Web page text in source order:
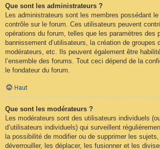
Que sont les administrateurs ?
Les administrateurs sont les membres possédant
contrôle sur le forum. Ces utilisateurs peuvent
opérations du forum, telles que les paramètres des
bannissement d’utilisateurs, la création de groupes
modérateurs, etc. Ils peuvent également être
l’ensemble des forums. Tout ceci dépend de la
le fondateur du forum.
Haut
Que sont les modérateurs ?
Les modérateurs sont des utilisateurs individuels
d’utilisateurs individuels) qui surveillent
la possibilité de modifier ou de supprimer les
déverrouiller, les déplacer, les fusionner et les